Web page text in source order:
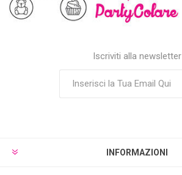
Iscriviti alla newsletter
INFORMAZIONI